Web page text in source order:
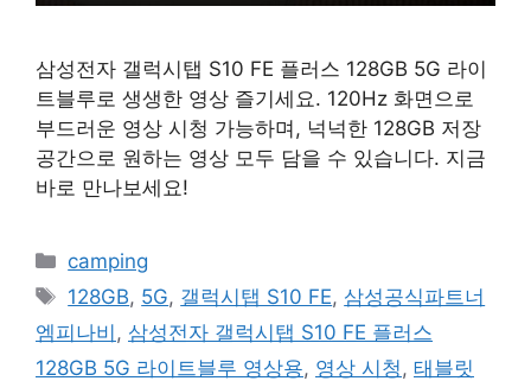
삼성전자 갤럭시탭 S10 FE 플러스 128GB 5G 라이
트블루로 생생한 영상 즐기세요. 120Hz 화면으로
부드러운 영상 시청 가능하며, 넉넉한 128GB 저장
공간으로 원하는 영상 모두 담을 수 있습니다. 지금
바로 만나보세요!
카
테
리
camping
태
그
128GB, 5G, 갤럭시탭 S10 FE, 삼성공식파트너
엠피나비 , 삼성전자 갤럭시탭 S10 FE 플러스
128GB 5G 라이트블루 영상용, 영상 시청 , 태블릿